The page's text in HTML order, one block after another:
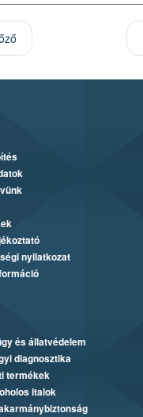
nyilatkozat
és állatvédelem
diagnosztika
termékek
italok